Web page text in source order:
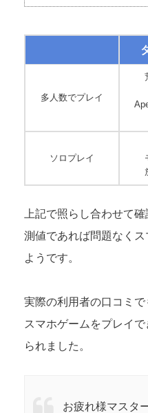
多人数でプレイ
ソロプレイ
上記で照らし合わせて
測値であれば問題なく
ようです。
実際の利用者の口コミで
スマホゲームをプレイ
られました。
お疲れ様マスタ